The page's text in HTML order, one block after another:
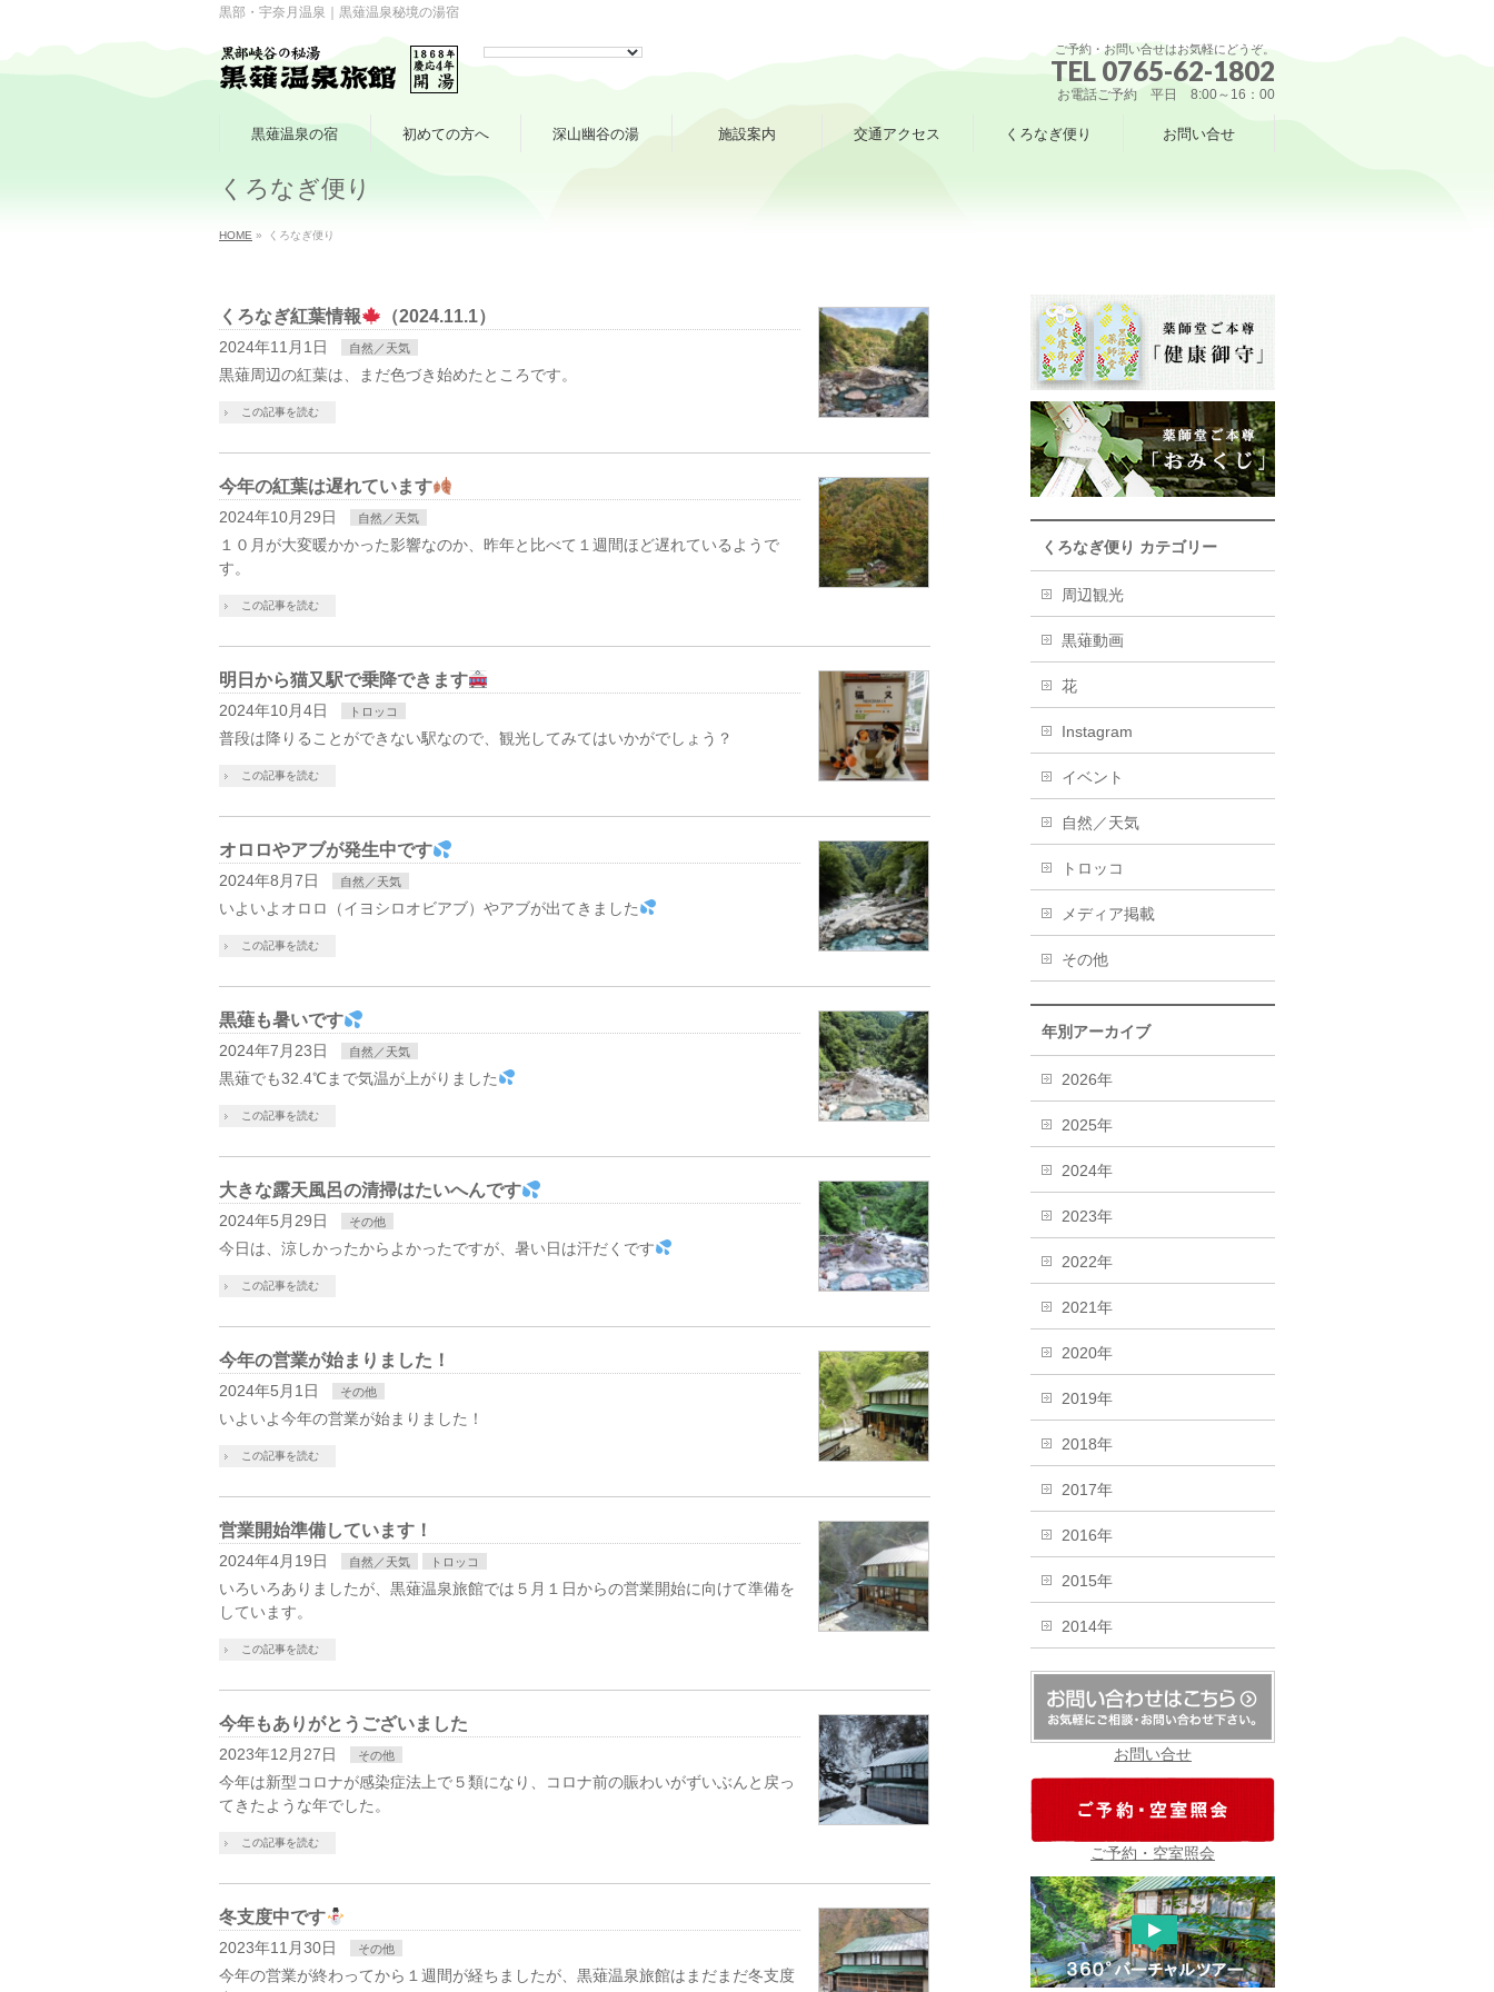
黒部・宇奈月温泉｜黒薙温泉秘境の湯宿
ご予約・お問い合せはお気軽にどうぞ。
TEL 0765-62-1802
お電話ご予約 平日 8:00～16：00
黒薙温泉の宿 初めての方へ 深山幽谷の湯 施設案内 交通アクセス くろなぎ便り お問い合せ
くろなぎ便り
HOME » くろなぎ便り
くろなぎ紅葉情報 （2024.11.1）
2024年11月1日 自然／天気
黒薙周辺の紅葉は、まだ色づき始めたところです。
この記事を読む
今年の紅葉は遅れています
2024年10月29日 自然／天気
１０月が大変暖かかった影響なのか、昨年と比べて１週間ほど遅れているようで
す。
この記事を読む
明日から猫又駅で乗降できます
2024年10月4日 トロッコ
普段は降りることができない駅なので、観光してみてはいかがでしょう？
この記事を読む
オロロやアブが発生中です
2024年8月7日 自然／天気
いよいよオロロ（イヨシロオビアブ）やアブが出てきました
この記事を読む
黒薙も暑いです
2024年7月23日 自然／天気
黒薙でも32.4℃まで気温が上がりました
この記事を読む
大きな露天風呂の清掃はたいへんです
2024年5月29日 その他
今日は、涼しかったからよかったですが、暑い日は汗だくです
この記事を読む
今年の営業が始まりました！
2024年5月1日 その他
いよいよ今年の営業が始まりました！
この記事を読む
営業開始準備しています！
2024年4月19日 自然／天気 トロッコ
いろいろありましたが、黒薙温泉旅館では５月１日からの営業開始に向けて準備を
しています。
この記事を読む
今年もありがとうございました
2023年12月27日 その他
今年は新型コロナが感染症法上で５類になり、コロナ前の賑わいがずいぶんと戻っ
てきたような年でした。
この記事を読む
冬支度中です
2023年11月30日 その他
今年の営業が終わってから１週間が経ちましたが、黒薙温泉旅館はまだまだ冬支度
くろなぎ便り カテゴリー
周辺観光
黒薙動画
花
Instagram
イベント
自然／天気
トロッコ
メディア掲載
その他
年別アーカイブ
2026年
2025年
2024年
2023年
2022年
2021年
2020年
2019年
2018年
2017年
2016年
2015年
2014年
お問い合せ
ご予約・空室照会